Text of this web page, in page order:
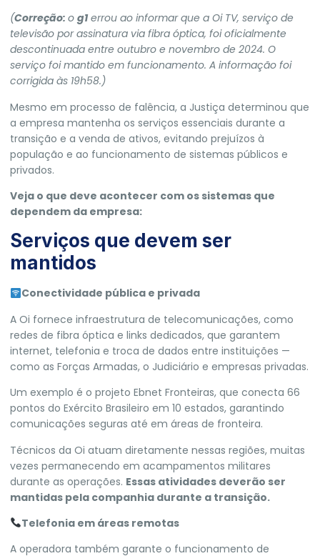
(Correção: o g1errou ao informar que a Oi TV, serviço de
televisão por assinatura via fibra óptica, foi oficialmente
descontinuada entre outubro e novembro de 2024. O
serviço foi mantido em funcionamento. A informação foi
corrigida às 19h58.)
Mesmo em processo de falência, a Justiça determinou que
a empresa mantenha os serviços essenciais durante a
transição e a venda de ativos, evitando prejuízos à
população e ao funcionamento de sistemas públicos e
privados.
Veja o que deve acontecer com os sistemas que
dependem da empresa:
Serviços que devem ser
mantidos
Conectividade pública e privada
A Oi fornece infraestrutura de telecomunicações, como
redes de fibra óptica e links dedicados, que garantem
internet, telefonia e troca de dados entre instituições —
como as Forças Armadas, o Judiciário e empresas privadas.
Um exemplo é o projeto Ebnet Fronteiras, que conecta 66
pontos do Exército Brasileiro em 10 estados, garantindo
comunicações seguras até em áreas de fronteira.
Técnicos da Oi atuam diretamente nessas regiões, muitas
vezes permanecendo em acampamentos militares
durante as operações. Essas atividades deverão ser
mantidas pela companhia durante a transição.
Telefonia em áreas remotas
A operadora também garante o funcionamento de